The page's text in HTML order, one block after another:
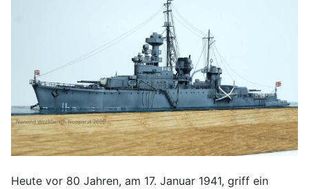
Heute vor 80 Jahren, am 17. Januar 1941, griff ein